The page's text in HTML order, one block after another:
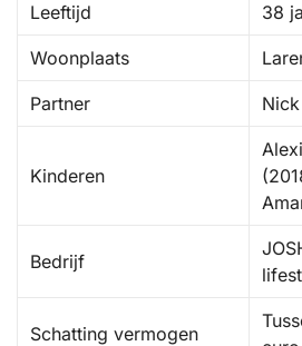
Leeftijd 38
Woonplaats
Partner
Kinderen
Bedrijf
Schatting vermogen